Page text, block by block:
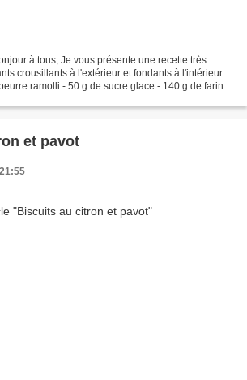
à tous, Je vous présente une recette très
crousillants à l'extérieur et fondants à l'intérieur...
ramolli - 50 g de sucre glace - 140 g de farine
et pavot